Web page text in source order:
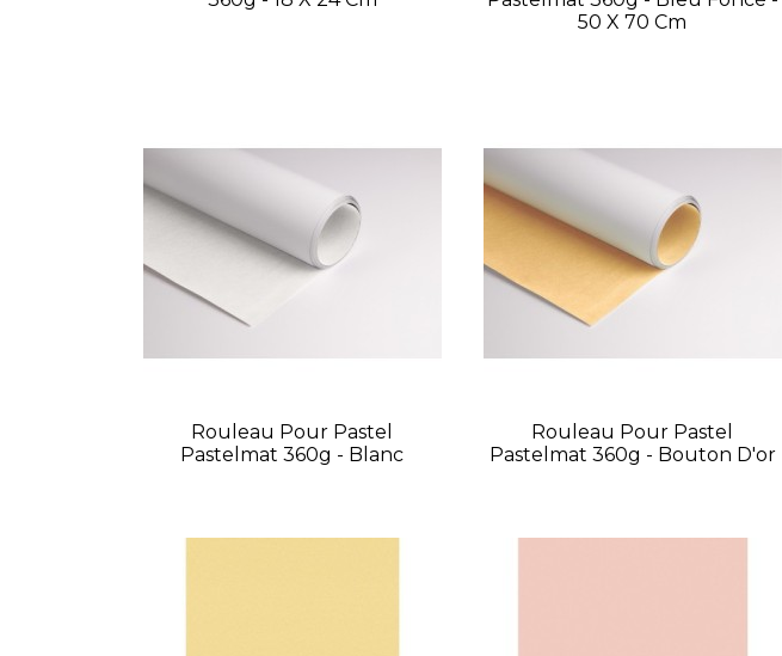
50 X 70 Cm
Rouleau Pour Pastel
Pastelmat 360g - Blanc
Rouleau Pour Pastel
Pastelmat 360g - Bouton D'or